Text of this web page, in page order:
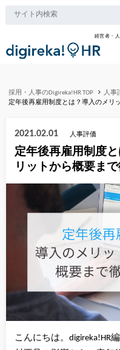
経営者・
採用・人事のDigireka!HR TOP
人事
定年後再雇用制度とは？導入のメリ
2021.02.01 人事評価
定年後再雇用制度
リットから概要ま
こんにちは。digireka!HR